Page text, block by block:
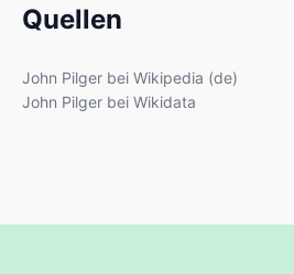
Quellen
John Pilger bei Wikipedia (de)
John Pilger bei Wikidata